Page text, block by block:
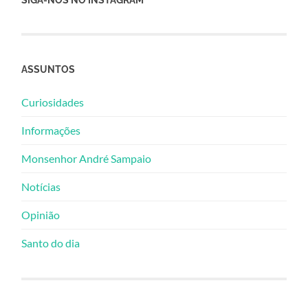
ASSUNTOS
Curiosidades
Informações
Monsenhor André Sampaio
Notícias
Opinião
Santo do dia